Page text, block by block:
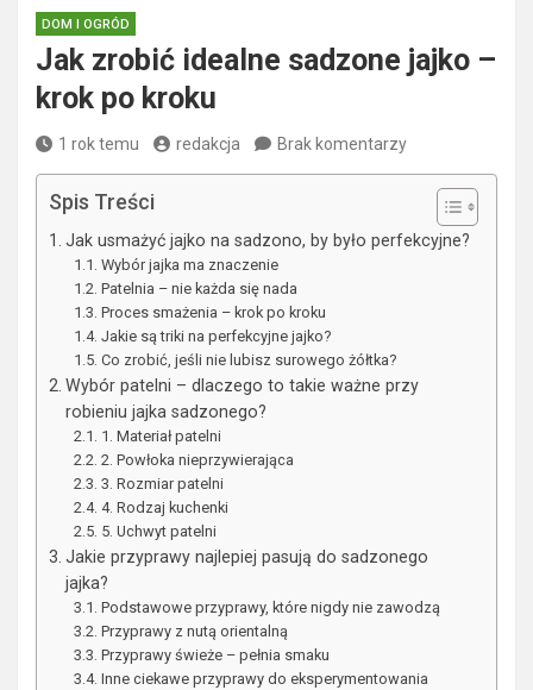
DOM I OGRÓD
Jak zrobić idealne sadzone jajko –
krok po kroku
1 rok temu redakcja Brak komentarzy
Spis Treści
Jak usmażyć jajko na sadzono, by było perfekcyjne?
Wybór jajka ma znaczenie
Patelnia – nie każda się nada
Proces smażenia – krok po kroku
Jakie są triki na perfekcyjne jajko?
Co zrobić, jeśli nie lubisz surowego żółtka?
Wybór patelni – dlaczego to takie ważne przy
robieniu jajka sadzonego?
1. Materiał patelni
2. Powłoka nieprzywierająca
3. Rozmiar patelni
4. Rodzaj kuchenki
5. Uchwyt patelni
Jakie przyprawy najlepiej pasują do sadzonego
jajka?
Podstawowe przyprawy, które nigdy nie zawodzą
Przyprawy z nutą orientalną
Przyprawy świeże – pełnia smaku
Inne ciekawe przyprawy do eksperymentowania